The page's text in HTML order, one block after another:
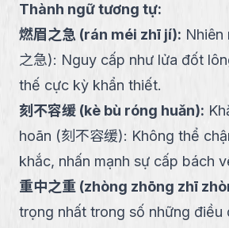
Thành ngữ tương tự:
燃眉之急 (rán méi zhī jí): Nhiên
之急): Nguy cấp như lửa đốt
thế cực kỳ khẩn thiết.
刻不容缓 (kè bù róng huǎn):
hoãn (刻不容缓): Không thể
khắc, nhấn mạnh sự cấp bách
重中之重 (zhòng zhōng zhī
trọng nhất trong số những điều